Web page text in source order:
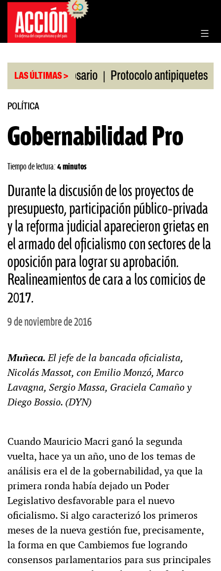
Saltar
contenido
LAS ÚLTIMAS >
de Rosario | Protocolo antipiquetes | FATE
POLÍTICA
Gobernabilidad Pro
Tiempo de lectura: 4 minutos
Durante la discusión de los proyectos de
presupuesto, participación público-privada
y la reforma judicial aparecieron grietas en
el armado del oficialismo con sectores de la
oposición para lograr su aprobación.
Realineamientos de cara a los comicios de
2017.
9 de noviembre de 2016
Muñeca.El jefe de la bancada oficialista,
Nicolás Massot, con Emilio Monzó, Marco
Lavagna, Sergio Massa, Graciela Camaño y
Diego Bossio. (DYN)
Cuando Mauricio Macri ganó la segunda
vuelta, hace ya un año, uno de los temas de
análisis era el de la gobernabilidad, ya que la
primera ronda había dejado un Poder
Legislativo desfavorable para el nuevo
oficialismo. Si algo caracterizó los primeros
meses de la nueva gestión fue, precisamente,
la forma en que Cambiemos fue logrando
consensos parlamentarios para sus principales